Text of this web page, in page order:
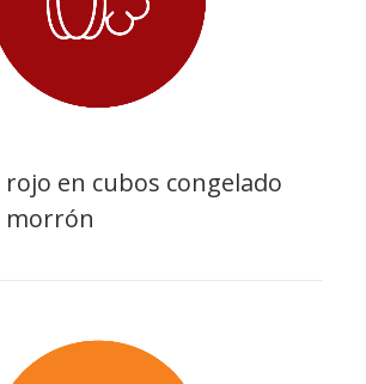
en cubos congelado
morrón